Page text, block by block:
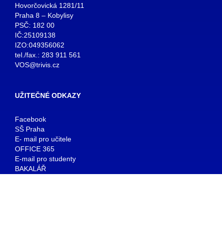
Hovorčovická 1281/11
Praha 8 – Kobylisy
PSČ: 182 00
IČ:25109138
IZO:049356062
tel./fax.: 283 911 561
VOS@trivis.cz
UŽITEČNÉ ODKAZY
Facebook
SŠ Praha
E- mail pro učitele
OFFICE 365
E-mail pro studenty
BAKALÁŘ